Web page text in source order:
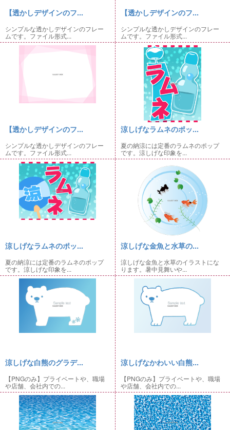
【透かしデザインのフ...
シンプルな透かしデザインのフレー
ムです。ファイル形式...
【透かしデザインのフ...
シンプルな透かしデザインのフレー
ムです。ファイル形式...
【透かしデザインのフ...
シンプルな透かしデザインのフレー
ムです。ファイル形式...
涼しげなラムネのポッ...
夏の納涼には定番のラムネのポップ
です。涼しげな印象を...
涼しげなラムネのポッ...
夏の納涼には定番のラムネのポップ
です。涼しげな印象を...
涼しげな金魚と水草の...
涼しげな金魚と水草のイラストにな
ります。暑中見舞いや...
涼しげな白熊のグラデ...
【PNGのみ】プライベートや、職場
や店舗、会社内での...
涼しげなかわいい白熊...
【PNGのみ】プライベートや、職場
や店舗、会社内での...